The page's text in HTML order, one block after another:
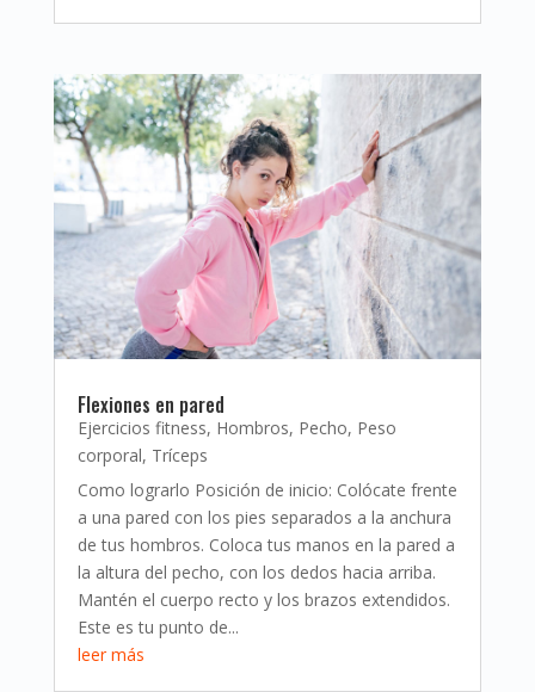
Flexiones en pared
Ejercicios fitness, Hombros, Pecho, Peso
corporal, Tríceps
Como lograrlo Posición de inicio: Colócate frente
a una pared con los pies separados a la anchura
de tus hombros. Coloca tus manos en la pared a
la altura del pecho, con los dedos hacia arriba.
Mantén el cuerpo recto y los brazos extendidos.
Este es tu punto de...
leer más